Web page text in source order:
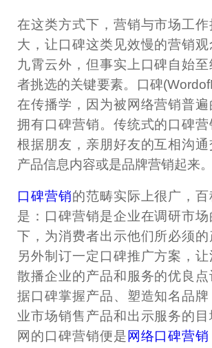
在这类方式下，营销与市场工
大，让口碑这类见效慢的营销
九霄云外，但事实上口碑自始
者挑选的关键要素。口碑
在传播学，因为被网络营销普
拥有口碑营销。传统式的口碑
根据朋友，亲朋好友的互相沟
产品信息内容或是品牌营销起来。
口碑营销的范畴实际上很广，
是：口碑营销是企业在调研市
下，为消费者出示他们所必须的
另外制订一定口碑推广方案，
散播企业的产品和服务的优良
据口碑掌握产品、塑造知名品
业市场销售产品和出示服务的
网的口碑营销便是 网络口碑营销